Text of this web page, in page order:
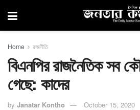
Home রাজনীতি
বিএনপির রাজনৈতিক সব
গেছে: কাদের
by Janatar Kontho October 15, 2020